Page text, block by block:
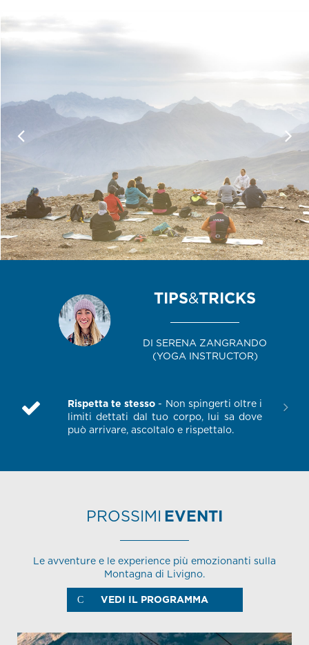
TIPS&TRICKS
DI SERENA ZANGRANDO
(YOGA INSTRUCTOR)
Rispetta te stesso - Non spingerti oltre i
limiti dettati dal tuo corpo, lui sa dove
può arrivare, ascoltalo e rispettalo.
PROSSIMI EVENTI
Le avventure e le experience più emozionanti sulla
Montagna di Livigno.
VEDI IL PROGRAMMA